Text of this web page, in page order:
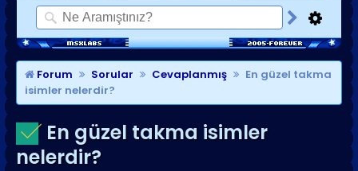
GÜNLÜKLER
SON MESAJLAR
KISAYOLLAR
Forum Sorular Cevaplanmış
En güzel takma
isimler nelerdir?
En güzel takma isimler
nelerdir?